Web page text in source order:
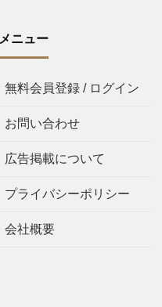
メニュー
無料会員登録 / ログイン
お問い合わせ
広告掲載について
プライバシーポリシー
会社概要